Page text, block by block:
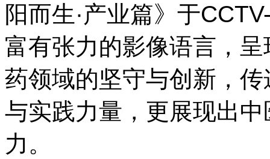
阳而生·产业篇》于
富有张力的影像语言，
药领域的坚守与创新，传
与实践力量，更展现出
力。